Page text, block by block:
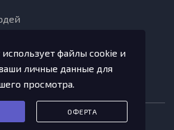
использует файлы cookie и
личные данные для
просмотра.
ОФЕРТА